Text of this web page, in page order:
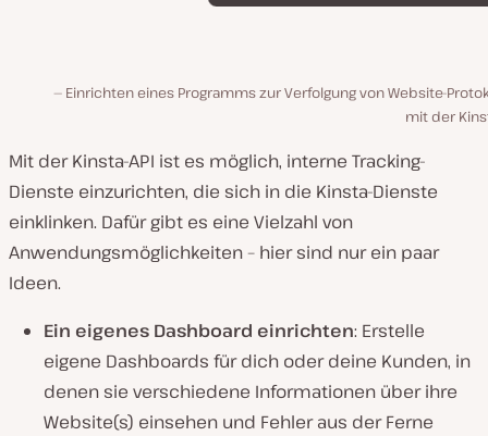
Einrichten eines Programms zur Verfolgung von Website-
mit der
Mit der Kinsta-API ist es möglich, interne Tracking-
Dienste einzurichten, die sich in die Kinsta-Dienste
einklinken. Dafür gibt es eine Vielzahl von
Anwendungsmöglichkeiten – hier sind nur ein paar
Ideen.
Ein eigenes Dashboard einrichten: Erstelle
eigene Dashboards für dich oder deine Kunden, in
denen sie verschiedene Informationen über ihre
Website(s) einsehen und Fehler aus der Ferne